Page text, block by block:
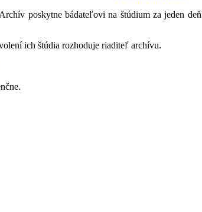
poskytne bádateľovi na štúdium za jeden
ich štúdia rozhoduje riaditeľ archívu.